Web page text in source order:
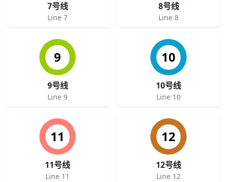
7号线
Line 7
8号线
Line 8
9
9号线
Line 9
10
10号线
Line 10
11
11号线
Line 11
12
12号线
Line 12